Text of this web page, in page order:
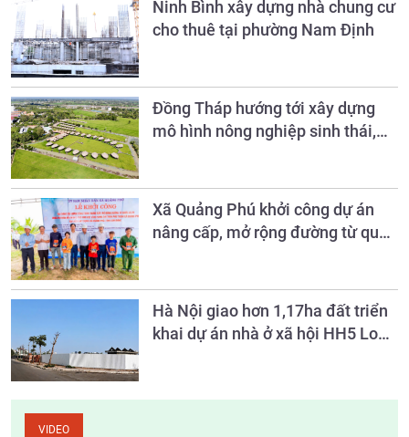
Ninh Bình xây dựng nhà chung cư
cho thuê tại phường Nam Định
Đồng Tháp hướng tới xây dựng
mô hình nông nghiệp sinh thái,
Xã Quảng Phú khởi công dự án
nâng cấp, mở rộng đường từ quốc
Hà Nội giao hơn 1,17ha đất triển
khai dự án nhà ở xã hội HH5 Long
VIDEO